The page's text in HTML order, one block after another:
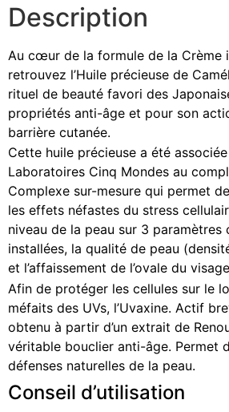
Description
Au cœur de la formule de la Crème
retrouvez l’Huile précieuse de
rituel de beauté favori des
propriétés anti-âge et pour son
barrière cutanée.
Cette huile précieuse a été
Laboratoires Cinq Mondes au
Complexe sur-mesure qui permet
les effets néfastes du stress
niveau de la peau sur 3 paramètres
installées, la qualité de peau
et l’affaissement de l’ovale du
Afin de protéger les cellules sur le
méfaits des UVs, l’Uvaxine. Actif
obtenu à partir d’un extrait de
véritable bouclier anti-âge. Permet
défenses naturelles de la peau.
Conseil d’utilisation